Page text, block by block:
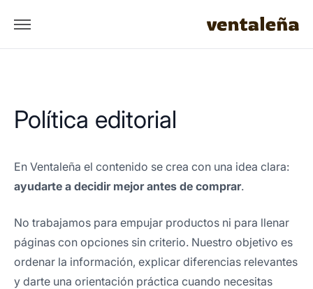
Política editorial
En Ventaleña el contenido se crea con una idea clara:
ayudarte a decidir mejor antes de comprar.
No trabajamos para empujar productos ni para llenar
páginas con opciones sin criterio. Nuestro objetivo es
ordenar la información, explicar diferencias relevantes
y darte una orientación práctica cuando necesitas